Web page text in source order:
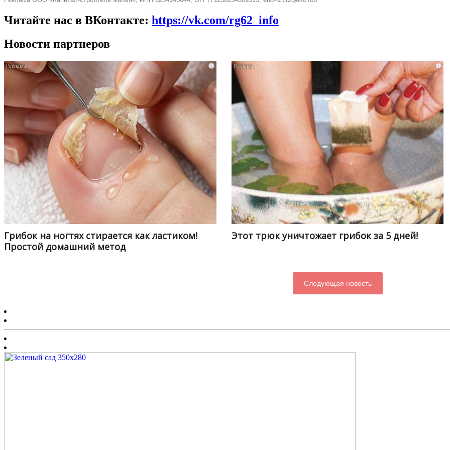
Читайте нас в ВКонтакте: https://vk.com/rg62_info
Новости партнеров
i
Грибок на ногтях стирается как ластиком!
Простой домашний метод
i
Этот трюк уничтожает грибок за 5 дней!
Следующая новость